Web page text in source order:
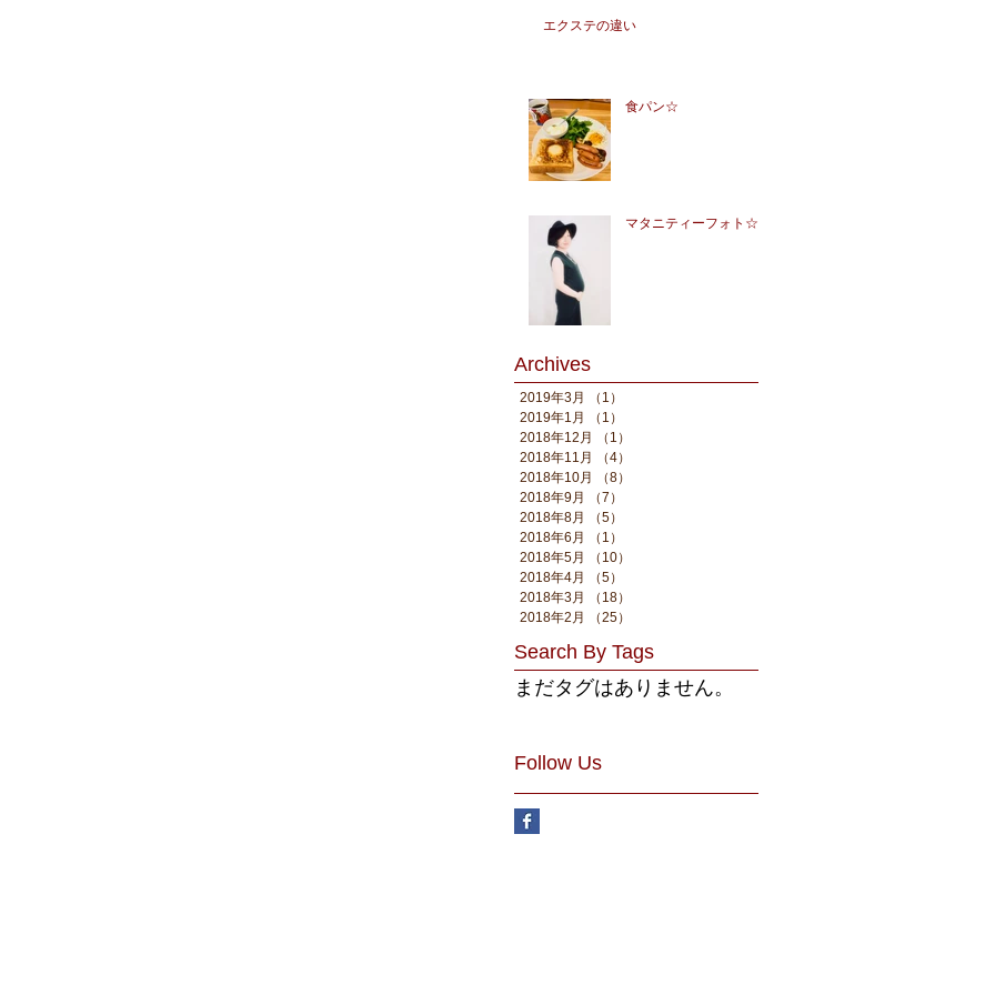
エクステの違い
食パン☆
マタニティーフォト☆
Archives
2019年3月 （1）
2019年1月
（1）
2018年12月
（1）
2018年11月
（4）
2018年10月
（8）
2018年9月
（7）
2018年8月
（5）
2018年6月
（1）
2018年5月
（10）
2018年4月
（5）
2018年3月
（18）
2018年2月
（25）
Search By Tags
まだタグはありません。
Follow Us